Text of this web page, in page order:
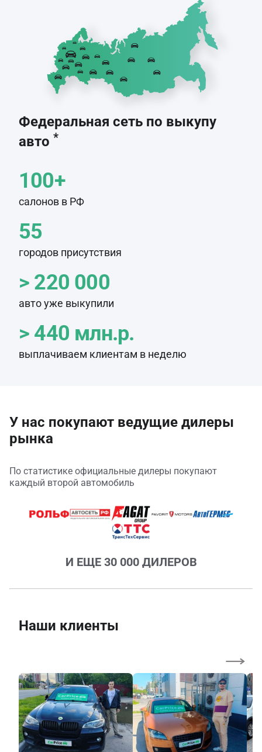
Федеральная сеть по выкупу
авто *
100+
салонов в РФ
55
городов присутствия
> 220 000
авто уже выкупили
> 440 млн.р.
выплачиваем клиентам в неделю
У нас покупают ведущие дилеры
рынка
По статистике официальные дилеры покупают
каждый второй автомобиль
И ЕЩЕ 30 000 ДИЛЕРОВ
Наши клиенты